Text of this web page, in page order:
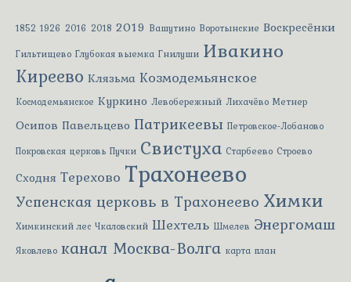
1852 1926 2016 2018 2019 Вашутино Воротынские Воскресёнки
Гильтищево Глубокая выемка Гнилуши Ивакино
Киреево Клязьма Козмодемьянское
Космодемьянское Куркино Левобережный Лихачёво Метнер
Осипов Павельцево Патрикеевы Петровское-Лобаново
Покровская церковь Пучки Свистуха Старбеево Строево
Сходня Терехово Трахонеево
Успенская церковь в Трахонеево Химки
Химкинский лес Чкаловский Шехтель Шмелев Энергомаш
Яковлево канал Москва-Волга карта план